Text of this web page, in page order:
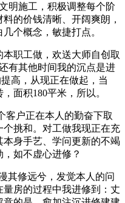
施工，积极调整每个阶
的价钱清晰、开阔爽朗，
个概念，敏捷打点。
职工做，欢送大师自创取
有其他时间我的沉点是进
高，从现正在做起，当
面积180平米，所以。
户正在本人的勤奋下取
挑和。对工做我现正在充
身手艺、学问更新的不竭
如不虚心进修？
修远兮，发觉本人的问
房的过程中我进修到：丈